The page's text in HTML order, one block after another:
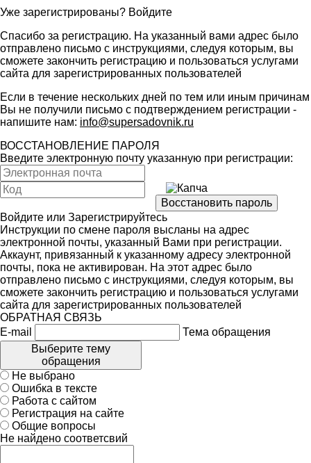
Уже зарегистрированы? Войдите
Спасибо за регистрацию. На указанный вами адрес было
отправлено письмо с инструкциями, следуя которым, вы
сможете закончить регистрацию и пользоваться услугами
сайта для зарегистрированных пользователей
Если в течение нескольких дней по тем или иным причинам
Вы не получили письмо с подтверждением регистрации -
напишите нам: info@supersadovnik.ru
ВОССТАНОВЛЕНИЕ ПАРОЛЯ
Введите электронную почту указанную при регистрации:
Войдите или Зарегистрируйтесь
Инструкции по смене пароля высланы на адрес
электронной почты, указанный Вами при регистрации.
Аккаунт, привязанный к указанному адресу электронной
почты, пока не активирован. На этот адрес было
отправлено письмо с инструкциями, следуя которым, вы
сможете закончить регистрацию и пользоваться услугами
сайта для зарегистрированных пользователей
ОБРАТНАЯ СВЯЗЬ
E-mail
Тема обращения
Выберите тему
обращения
Не выбрано
Ошибка в тексте
Работа с сайтом
Регистрация на сайте
Общие вопросы
Не найдено соответсвий